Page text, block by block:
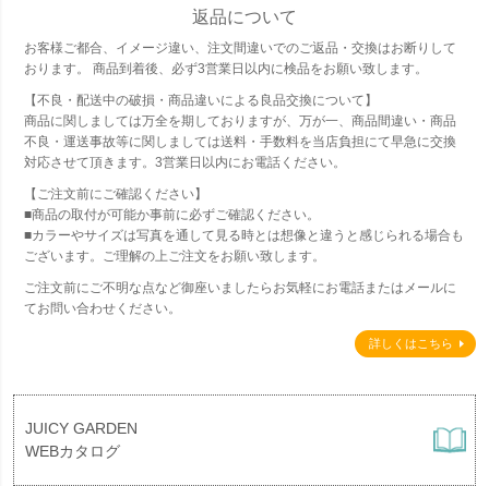
返品について
お客様ご都合、イメージ違い、注文間違いでのご返品・交換はお断りして
おります。 商品到着後、必ず3営業日以内に検品をお願い致します。
【不良・配送中の破損・商品違いによる良品交換について】
商品に関しましては万全を期しておりますが、万が一、商品間違い・商品
不良・運送事故等に関しましては送料・手数料を当店負担にて早急に交換
対応させて頂きます。3営業日以内にお電話ください。
【ご注文前にご確認ください】
■商品の取付が可能か事前に必ずご確認ください。
■カラーやサイズは写真を通して見る時とは想像と違うと感じられる場合も
ございます。ご理解の上ご注文をお願い致します。
ご注文前にご不明な点など御座いましたらお気軽にお電話またはメールに
てお問い合わせください。
詳しくはこちら
JUICY GARDEN
WEBカタログ